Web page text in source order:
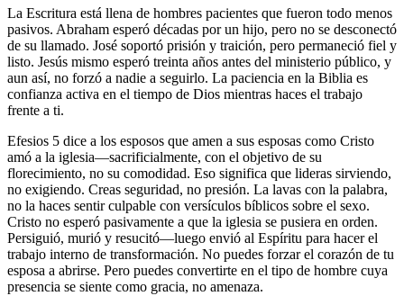
La Escritura está llena de hombres pacientes que fueron todo menos
pasivos. Abraham esperó décadas por un hijo, pero no se desconectó
de su llamado. José soportó prisión y traición, pero permaneció fiel y
listo. Jesús mismo esperó treinta años antes del ministerio público, y
aun así, no forzó a nadie a seguirlo. La paciencia en la Biblia es
confianza activa en el tiempo de Dios mientras haces el trabajo
frente a ti.
Efesios 5 dice a los esposos que amen a sus esposas como Cristo
amó a la iglesia—sacrificialmente, con el objetivo de su
florecimiento, no su comodidad. Eso significa que lideras sirviendo,
no exigiendo. Creas seguridad, no presión. La lavas con la palabra,
no la haces sentir culpable con versículos bíblicos sobre el sexo.
Cristo no esperó pasivamente a que la iglesia se pusiera en orden.
Persiguió, murió y resucitó—luego envió al Espíritu para hacer el
trabajo interno de transformación. No puedes forzar el corazón de tu
esposa a abrirse. Pero puedes convertirte en el tipo de hombre cuya
presencia se siente como gracia, no amenaza.